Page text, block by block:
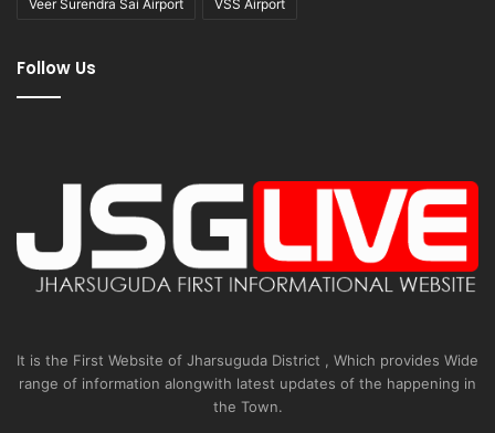
Veer Surendra Sai Airport VSS Airport
Follow Us
It is the First Website of Jharsuguda District , Which provides Wide
range of information alongwith latest updates of the happening in
the Town.